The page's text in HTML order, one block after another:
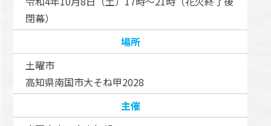
閉幕）
場所
土曜市
高知県南国市大そね甲2028
主催